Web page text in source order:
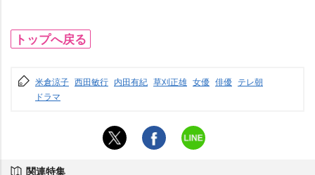
トップへ戻る
米倉涼子 西田敏行 内田有紀 草刈正雄 女優 俳優 テレ朝
ドラマ
関連特集